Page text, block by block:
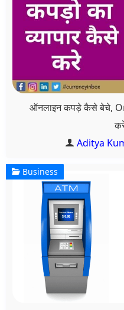
ऑनलाइन कपड़े कैसे बेचे,
Aditya
Business